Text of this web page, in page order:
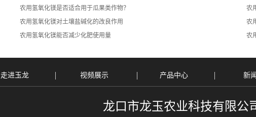
农用氢氧化镁是否适合用于瓜果类作物？
农
农用氢氧化镁对土壤盐碱化的改良作用
农
农用氢氧化镁能否减少化肥使用量
农
走进玉龙 视频展示 产品中心 新
龙口市龙玉农业科技有限公